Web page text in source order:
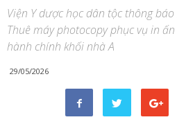
Viện Y dược học dân tộc thông
Thuê máy photocopy phục vụ in
hành chính khối nhà A
29/05/2026